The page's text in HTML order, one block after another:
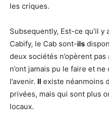
les criques.
Subsequently, Est-ce qu’il y
Cabify, le Cab sont-ils
deux sociétés n’opèrent pas
n’ont jamais pu le faire et
l’avenir. Il existe néanmoins
privées, mais qui sont plus
locaux.